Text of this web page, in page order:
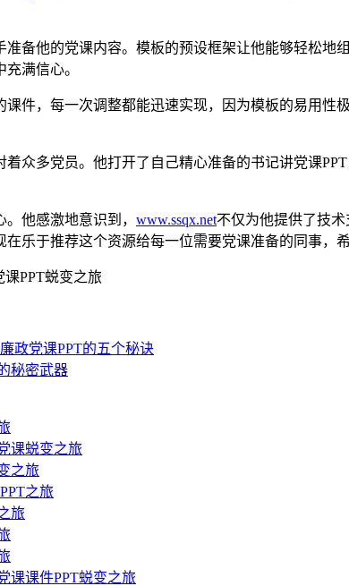
备他的党课内容。模板的预设框架让他能够轻松
满信心。
件，每一次调整都能迅速实现，因为模板的易用
众多党员。他打开了自己精心准备的书记讲党课
他感激地意识到， www.ssqx.net不仅为他提供了技
乐于推荐这个资源给每一位需要党课准备的同事，
PPT蜕变之旅
政党课PPT的五个秘诀
秘密武器
课蜕变之旅
之旅
之旅
旅
课课件PPT蜕变之旅